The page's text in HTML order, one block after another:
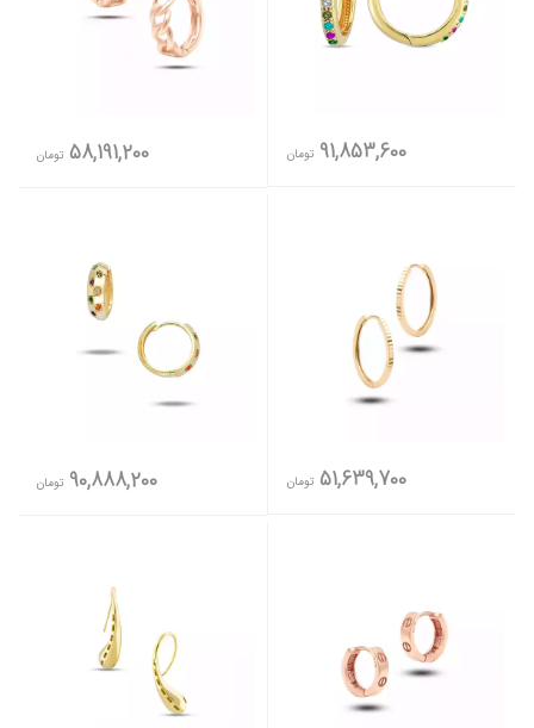
91,853,600 تومان 58,191,200 تومان
51,639,700 تومان 90,888,200 تومان